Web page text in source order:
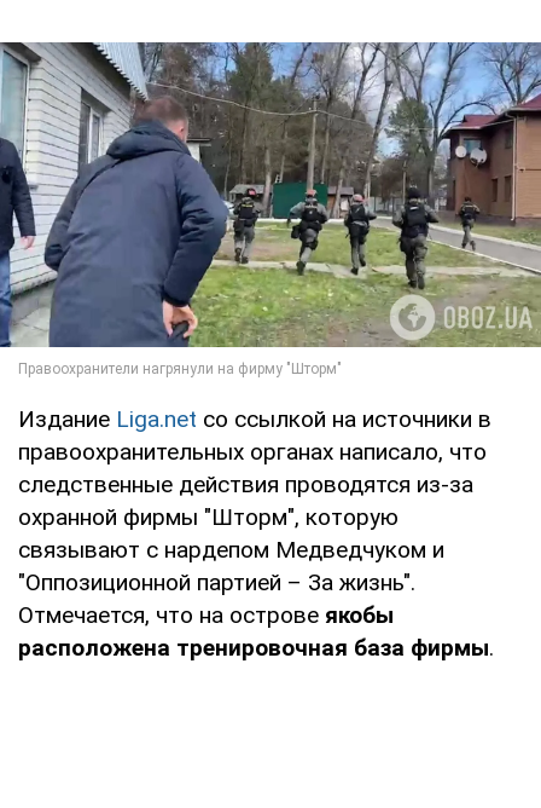
Издание Liga.net со ссылкой на источники в
правоохранительных органах написало, что
следственные действия проводятся из-за
охранной фирмы "Шторм", которую
связывают с нардепом Медведчуком и
"Оппозиционной партией – За жизнь".
Отмечается, что на острове якобы
расположена тренировочная база фирмы.